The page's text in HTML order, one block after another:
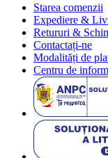
Starea comenzii
Expediere &
Retururi &
Contactați-ne
Modalități de
Centru de